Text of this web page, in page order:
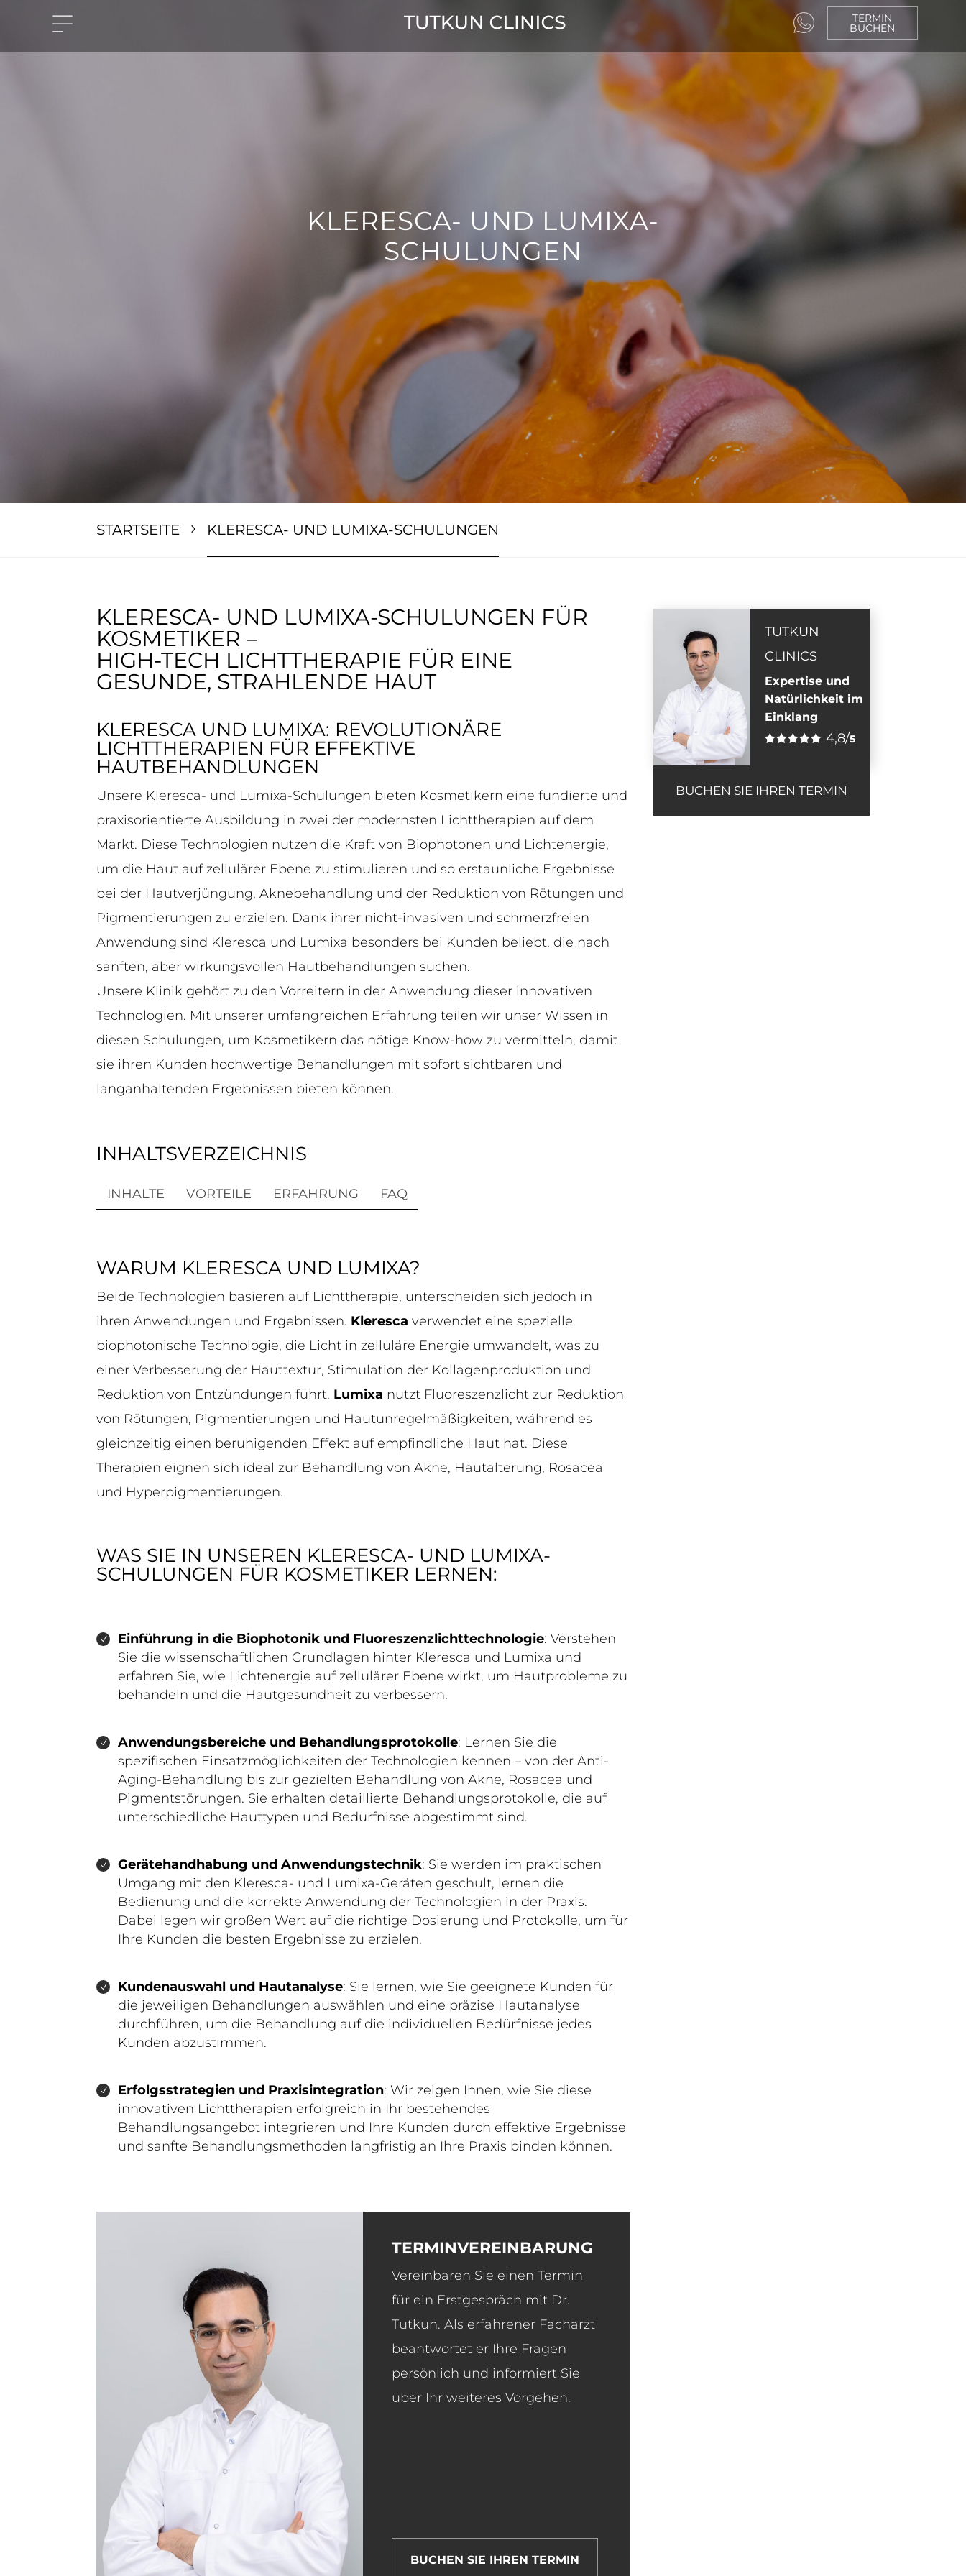
TERMIN
BUCHEN
KLERESCA- UND LUMIXA-
SCHULUNGEN
STARTSEITE KLERESCA- UND LUMIXA-SCHULUNGEN
KLERESCA- UND LUMIXA-SCHULUNGEN FÜR
KOSMETIKER –
HIGH-TECH LICHTTHERAPIE FÜR EINE
GESUNDE, STRAHLENDE HAUT
KLERESCA UND LUMIXA: REVOLUTIONÄRE
LICHTTHERAPIEN FÜR EFFEKTIVE
HAUTBEHANDLUNGEN
Unsere Kleresca- und Lumixa-Schulungen bieten Kosmetikern eine fundierte und
praxisorientierte Ausbildung in zwei der modernsten Lichttherapien auf dem
Markt. Diese Technologien nutzen die Kraft von Biophotonen und Lichtenergie,
um die Haut auf zellulärer Ebene zu stimulieren und so erstaunliche Ergebnisse
bei der Hautverjüngung, Aknebehandlung und der Reduktion von Rötungen und
Pigmentierungen zu erzielen. Dank ihrer nicht-invasiven und schmerzfreien
Anwendung sind Kleresca und Lumixa besonders bei Kunden beliebt, die nach
sanften, aber wirkungsvollen Hautbehandlungen suchen.
Unsere Klinik gehört zu den Vorreitern in der Anwendung dieser innovativen
Technologien. Mit unserer umfangreichen Erfahrung teilen wir unser Wissen in
diesen Schulungen, um Kosmetikern das nötige Know-how zu vermitteln, damit
sie ihren Kunden hochwertige Behandlungen mit sofort sichtbaren und
langanhaltenden Ergebnissen bieten können.
INHALTSVERZEICHNIS
INHALTE VORTEILE ERFAHRUNG FAQ
WARUM KLERESCA UND LUMIXA?
Beide Technologien basieren auf Lichttherapie, unterscheiden sich jedoch in
ihren Anwendungen und Ergebnissen. Kleresca verwendet eine spezielle
biophotonische Technologie, die Licht in zelluläre Energie umwandelt, was zu
einer Verbesserung der Hauttextur, Stimulation der Kollagenproduktion und
Reduktion von Entzündungen führt. Lumixa nutzt Fluoreszenzlicht zur Reduktion
von Rötungen, Pigmentierungen und Hautunregelmäßigkeiten, während es
gleichzeitig einen beruhigenden Effekt auf empfindliche Haut hat. Diese
Therapien eignen sich ideal zur Behandlung von Akne, Hautalterung, Rosacea
und Hyperpigmentierungen.
WAS SIE IN UNSEREN KLERESCA- UND LUMIXA-
SCHULUNGEN FÜR KOSMETIKER LERNEN:
Einführung in die Biophotonik und Fluoreszenzlichttechnologie: Verstehen
Sie die wissenschaftlichen Grundlagen hinter Kleresca und Lumixa und
erfahren Sie, wie Lichtenergie auf zellulärer Ebene wirkt, um Hautprobleme zu
behandeln und die Hautgesundheit zu verbessern.
Anwendungsbereiche und Behandlungsprotokolle: Lernen Sie die
spezifischen Einsatzmöglichkeiten der Technologien kennen – von der Anti-
Aging-Behandlung bis zur gezielten Behandlung von Akne, Rosacea und
Pigmentstörungen. Sie erhalten detaillierte Behandlungsprotokolle, die auf
unterschiedliche Hauttypen und Bedürfnisse abgestimmt sind.
Gerätehandhabung und Anwendungstechnik: Sie werden im praktischen
Umgang mit den Kleresca- und Lumixa-Geräten geschult, lernen die
Bedienung und die korrekte Anwendung der Technologien in der Praxis.
Dabei legen wir großen Wert auf die richtige Dosierung und Protokolle, um für
Ihre Kunden die besten Ergebnisse zu erzielen.
Kundenauswahl und Hautanalyse: Sie lernen, wie Sie geeignete Kunden für
die jeweiligen Behandlungen auswählen und eine präzise Hautanalyse
durchführen, um die Behandlung auf die individuellen Bedürfnisse jedes
Kunden abzustimmen.
Erfolgsstrategien und Praxisintegration: Wir zeigen Ihnen, wie Sie diese
innovativen Lichttherapien erfolgreich in Ihr bestehendes
Behandlungsangebot integrieren und Ihre Kunden durch effektive Ergebnisse
und sanfte Behandlungsmethoden langfristig an Ihre Praxis binden können.
TERMINVEREINBARUNG
Vereinbaren Sie einen Termin
für ein Erstgespräch mit Dr.
Tutkun. Als erfahrener Facharzt
beantwortet er Ihre Fragen
persönlich und informiert Sie
über Ihr weiteres Vorgehen.
BUCHEN SIE IHREN TERMIN
TUTKUN
CLINICS
Expertise und
Natürlichkeit im
Einklang
4,8/5
BUCHEN SIE IHREN TERMIN